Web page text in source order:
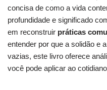
concisa de como a vida
profundidade e significado
em reconstruir práticas
entender por que a solidão e
vazias, este livro oferece
você pode aplicar ao